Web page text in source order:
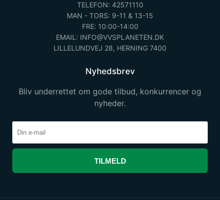
TELEFON: 42571110
MAN - TORS: 9-11 & 13-15
FRE: 10:00-14:00
EMAIL: INFO@VVSPLANETEN.DK
LILLELUNDVEJ 28, HERNING 7400
Nyhedsbrev
Bliv underrettet om gode tilbud, konkurrencer og
nyheder.
TILMELD